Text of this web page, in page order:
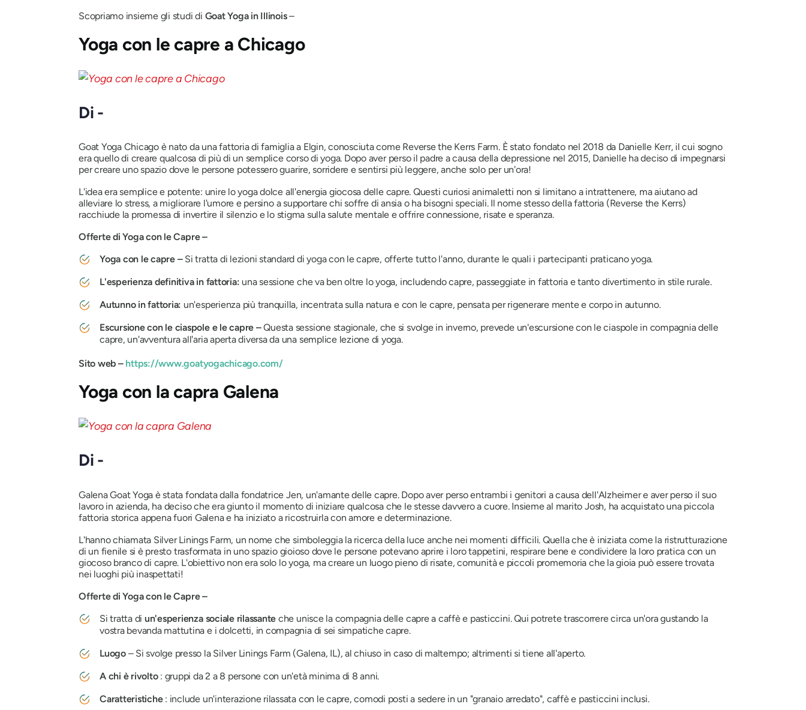
Scopriamo insieme gli studi di Goat Yoga in Illinois–
Yoga con le capre a Chicago
Di -
Goat Yoga Chicago è nato da una fattoria di famiglia a Elgin, conosciuta come Reverse the Kerrs Farm. È stato fondato nel 2018 da Danielle Kerr, il cui sogno
era quello di creare qualcosa di più di un semplice corso di yoga. Dopo aver perso il padre a causa della depressione nel 2015, Danielle ha deciso di impegnarsi
per creare uno spazio dove le persone potessero guarire, sorridere e sentirsi più leggere, anche solo per un'ora!
L'idea era semplice e potente: unire lo yoga dolce all'energia giocosa delle capre. Questi curiosi animaletti non si limitano a intrattenere, ma aiutano ad
alleviare lo stress, a migliorare l'umore e persino a supportare chi soffre di ansia o ha bisogni speciali. Il nome stesso della fattoria (Reverse the Kerrs)
racchiude la promessa di invertire il silenzio e lo stigma sulla salute mentale e offrire connessione, risate e speranza.
Offerte di Yoga con le Capre –
Yoga con le capre – Si tratta di lezioni standard di yoga con le capre, offerte tutto l'anno, durante le quali i partecipanti praticano yoga.
L'esperienza definitiva in fattoria: una sessione che va ben oltre lo yoga, includendo capre, passeggiate in fattoria e tanto divertimento in stile rurale.
Autunno in fattoria: un'esperienza più tranquilla, incentrata sulla natura e con le capre, pensata per rigenerare mente e corpo in autunno.
Escursione con le ciaspole e le capre –Questa sessione stagionale, che si svolge in inverno, prevede un'escursione con le ciaspole in compagnia delle
capre, un'avventura all'aria aperta diversa da una semplice lezione di yoga.
Sito web –https://www.goatyogachicago.com/
Yoga con la capra Galena
Di -
Galena Goat Yoga è stata fondata dalla fondatrice Jen, un'amante delle capre. Dopo aver perso entrambi i genitori a causa dell'Alzheimer e aver perso il suo
lavoro in azienda, ha deciso che era giunto il momento di iniziare qualcosa che le stesse davvero a cuore. Insieme al marito Josh, ha acquistato una piccola
fattoria storica appena fuori Galena e ha iniziato a ricostruirla con amore e determinazione.
L'hanno chiamata Silver Linings Farm, un nome che simboleggia la ricerca della luce anche nei momenti difficili. Quella che è iniziata come la ristrutturazione
di un fienile si è presto trasformata in uno spazio gioioso dove le persone potevano aprire i loro tappetini, respirare bene e condividere la loro pratica con un
giocoso branco di capre. L'obiettivo non era solo lo yoga, ma creare un luogo pieno di risate, comunità e piccoli promemoria che la gioia può essere trovata
nei luoghi più inaspettati!
Offerte di Yoga con le Capre –
Si tratta di un'esperienza sociale rilassante che unisce la compagnia delle capre a caffè e pasticcini. Qui potrete trascorrere circa un'ora gustando la
vostra bevanda mattutina e i dolcetti, in compagnia di sei simpatiche capre.
Luogo– Si svolge presso la Silver Linings Farm (Galena, IL), al chiuso in caso di maltempo; altrimenti si tiene all'aperto.
A chi è rivolto: gruppi da 2 a 8 persone con un'età minima di 8 anni.
Caratteristiche: include un'interazione rilassata con le capre, comodi posti a sedere in un "granaio arredato", caffè e pasticcini inclusi.